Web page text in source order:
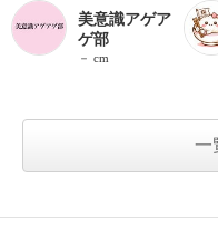
美意識アゲア
ゲ部
－ cm
一